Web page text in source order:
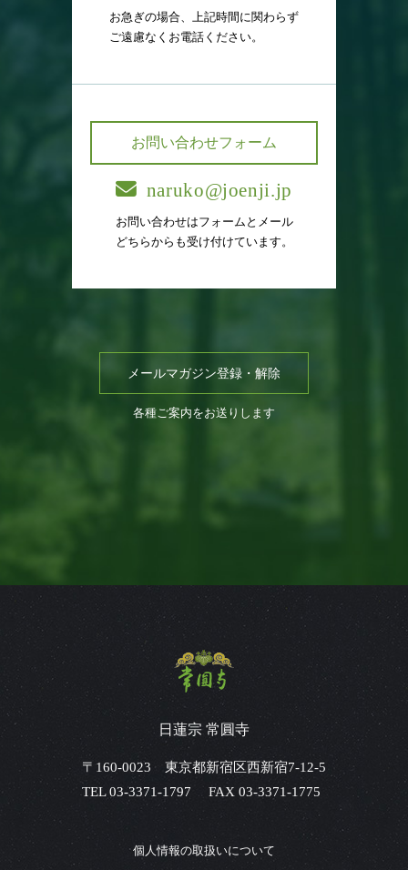
お急ぎの場合、上記時間に関わらず
ご遠慮なくお電話ください。
お問い合わせフォーム
naruko@joenji.jp
お問い合わせはフォームとメール
どちらからも受け付けています。
メールマガジン登録・解除
各種ご案内をお送りします
日蓮宗 常圓寺
〒160-0023 東京都新宿区西新宿7-12-5
TEL 03-3371-1797 FAX 03-3371-1775
個人情報の取扱いについて